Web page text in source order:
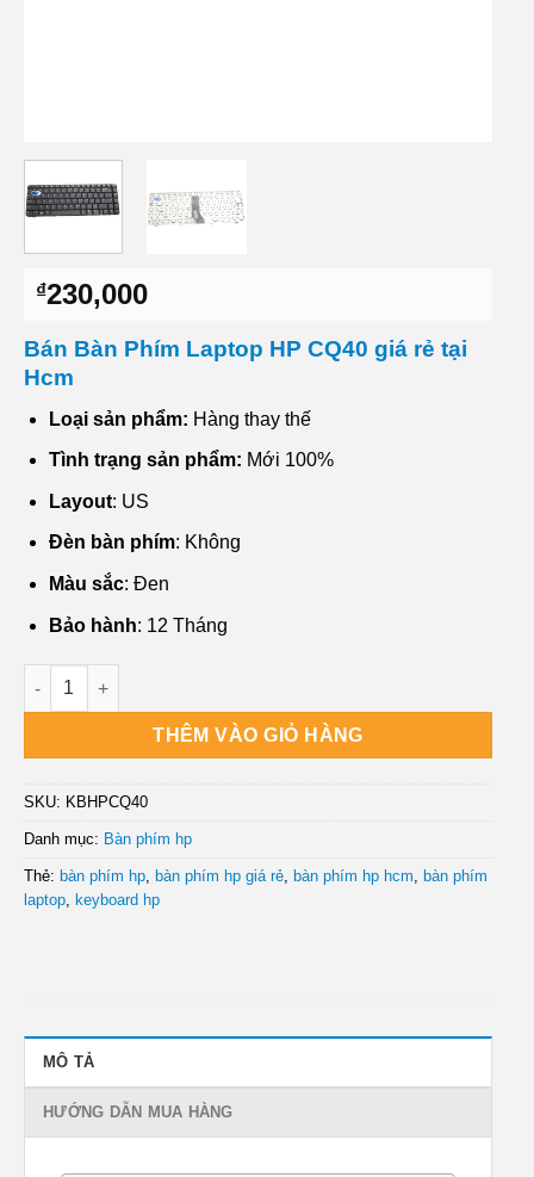
₫230,000
Bán Bàn Phím Laptop HP CQ40 giá rẻ tại
Hcm
Loại sản phẩm: Hàng thay thế
Tình trạng sản phẩm: Mới 100%
Layout: US
Đèn bàn phím: Không
Màu sắc: Đen
Bảo hành: 12 Tháng
Cửa hàng Bán Bàn Phím Laptop HP CQ40 Chất lượng số
THÊM VÀO GIỎ HÀNG
SKU: KBHPCQ40
Danh mục: Bàn phím hp
Thẻ: bàn phím hp, bàn phím hp giá rẻ, bàn phím hp hcm, bàn phím
laptop, keyboard hp
MÔ TẢ
HƯỚNG DẪN MUA HÀNG